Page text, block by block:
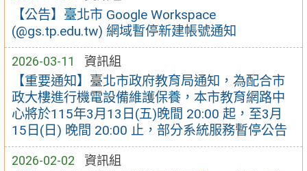
【公告】臺北市 Google Workspace
(@gs.tp.edu.tw) 網域暫停新建帳號通知
2026-03-11 資訊組
【重要通知】臺北市政府教育局通知，為配合市
政大樓進行機電設備維護保養，本市教育網路中
心將於115年3月13日(五)晚間 20:00 起，至3月
15日(日) 晚間 20:00 止，部分系統服務暫停公告
2026-02-02 資訊組